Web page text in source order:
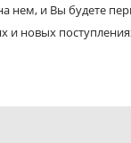
нем, и Вы будете
новых